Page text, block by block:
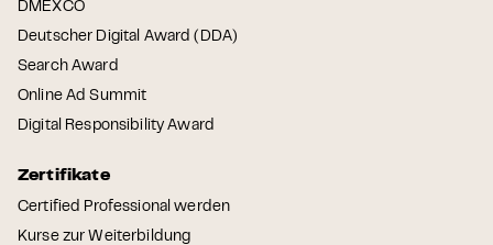
DMEXCO
Deutscher Digital Award (DDA)
Search Award
Online Ad Summit
Digital Responsibility Award
Zertifikate
Certified Professional werden
Kurse zur Weiterbildung